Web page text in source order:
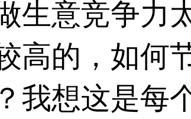
生意竞争力
高的，如何
我想这是每